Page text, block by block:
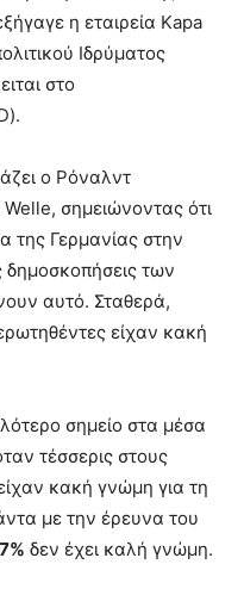
η εταιρεία Kapa
Ιδρύματος
στο
ο Ρόναλντ
σημειώνοντας ότι
της Γερμανίας στην
δημοσκοπήσεις των
αυτό. Σταθερά,
είχαν κακή
σημείο στα μέσα
τέσσερις στους
κακή γνώμη για τη
με την έρευνα του
δεν έχει καλή γνώμη.